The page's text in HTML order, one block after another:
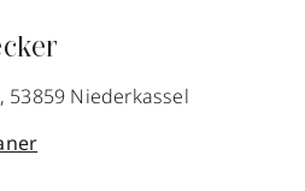
53859 Niederkassel